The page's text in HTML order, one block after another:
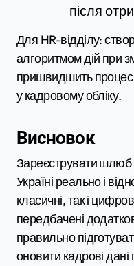
після
Для HR-відділу:
алгоритмом дій при
пришвидшить процес
у кадровому обліку.
Висновок
Зареєструвати шлюб
Україні реально і
класичні, так і
передбачені
правильно
оновити кадрові